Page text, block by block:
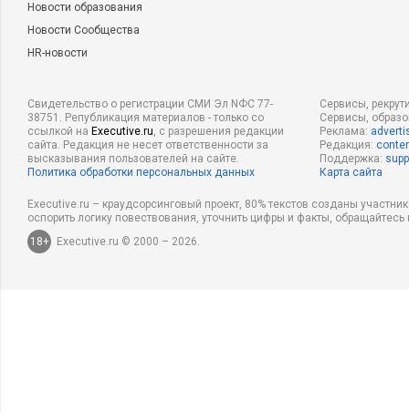
Новости образования
Новости Сообщества
HR-новости
Свидетельство о регистрации СМИ Эл NФС 77-
38751. Републикация материалов - только со
ссылкой на Executive.ru, с разрешения редакции
сайта. Редакция не несет ответственности за
высказывания пользователей на сайте.
Политика обработки персональных данных
Сервисы,
Сервисы,
Реклама:
Редакция:
Поддержка:
Карта сайта
Executive.ru – краудсорсинговый проект, 80% текстов созданы
оспорить логику повествования, уточнить цифры и факты,
18+
Executive.ru © 2000 – 2026.